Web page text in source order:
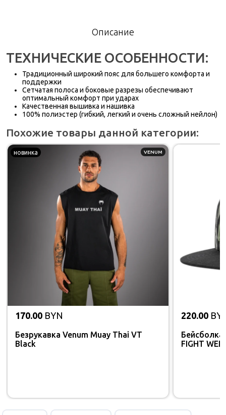
Описание
ТЕХНИЧЕСКИЕ ОСОБЕННОСТИ:
Традиционный широкий пояс для большего комфорта и
поддержки
Сетчатая полоса и боковые разрезы обеспечивают
оптимальный комфорт при ударах
Качественная вышивка и нашивка
100% полиэстер (гибкий, легкий и очень сложный нейлон)
Похожие товары данной категории:
VENUM
новинка
170.00 BYN
Безрукавка Venum Muay Thai VT
Black
220.00
Бейсболка
FIGHT